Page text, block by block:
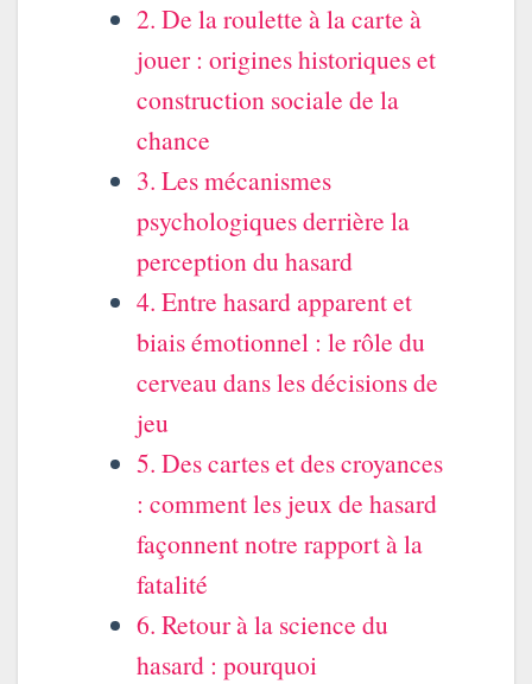
2. De la roulette à la carte à
jouer : origines historiques et
construction sociale de la
chance
3. Les mécanismes
psychologiques derrière la
perception du hasard
4. Entre hasard apparent et
biais émotionnel : le rôle du
cerveau dans les décisions de
jeu
5. Des cartes et des croyances
: comment les jeux de hasard
façonnent notre rapport à la
fatalité
6. Retour à la science du
hasard : pourquoi